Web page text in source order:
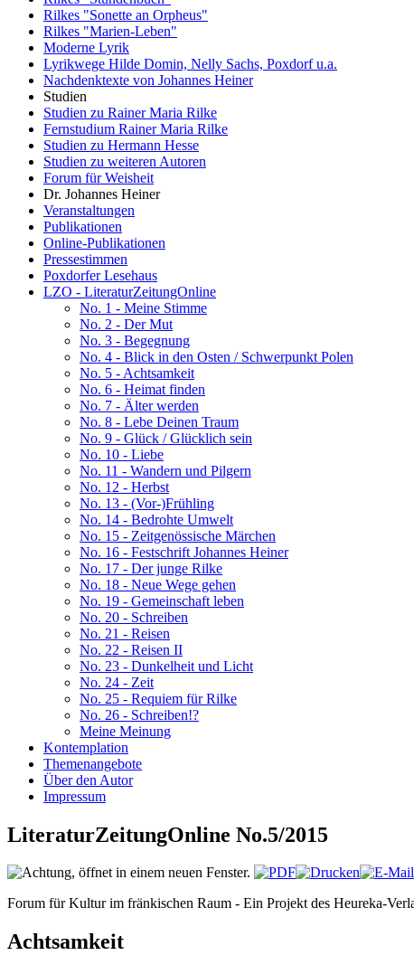
Rilkes "Sonette an Orpheus"
Rilkes "Marien-Leben"
Moderne Lyrik
Lyrikwege Hilde Domin, Nelly Sachs, Poxdorf u.a.
Nachdenktexte von Johannes Heiner
Studien
Studien zu Rainer Maria Rilke
Fernstudium Rainer Maria Rilke
Studien zu Hermann Hesse
Studien zu weiteren Autoren
Forum für Weisheit
Dr. Johannes Heiner
Veranstaltungen
Publikationen
Online-Publikationen
Pressestimmen
Poxdorfer Lesehaus
LZO - LiteraturZeitungOnline
No. 1 - Meine Stimme
No. 2 - Der Mut
No. 3 - Begegnung
No. 4 - Blick in den Osten / Schwerpunkt Polen
No. 5 - Achtsamkeit
No. 6 - Heimat finden
No. 7 - Älter werden
No. 8 - Lebe Deinen Traum
No. 9 - Glück / Glücklich sein
No. 10 - Liebe
No. 11 - Wandern und Pilgern
No. 12 - Herbst
No. 13 - (Vor-)Frühling
No. 14 - Bedrohte Umwelt
No. 15 - Zeitgenössische Märchen
No. 16 - Festschrift Johannes Heiner
No. 17 - Der junge Rilke
No. 18 - Neue Wege gehen
No. 19 - Gemeinschaft leben
No. 20 - Schreiben
No. 21 - Reisen
No. 22 - Reisen II
No. 23 - Dunkelheit und Licht
No. 24 - Zeit
No. 25 - Requiem für Rilke
No. 26 - Schreiben!?
Meine Meinung
Kontemplation
Themenangebote
Über den Autor
Impressum
LiteraturZeitungOnline No.5/2015
Forum für Kultur im fränkischen Raum - Ein Projekt des Heureka-
Achtsamkeit